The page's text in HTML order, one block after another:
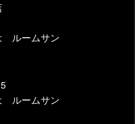
ルームサン
ルームサン